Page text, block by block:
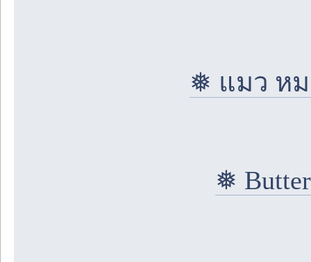
❅ แมว ห
❅